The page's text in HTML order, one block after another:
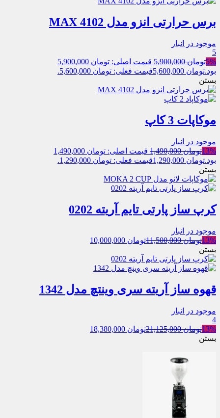
برس حرارتی انزو مدل 4102 MAX
موجود در انبار
5
5%تومان5,900,000
قیمت اصلی: تومان 5,900,000
بود.تومان
قیمت فعلی: تومان 5,600,000.
بستن
موکاپات 3 کاپ
موجود در انبار
13%تومان1,490,000
قیمت اصلی: تومان 1,490,000
بود.تومان
قیمت فعلی: تومان 1,290,000.
بستن
کرپ ساز پارتی تایم آریته 0202
موجود در انبار
13%تومان11,500,000 تومان
بستن
قهوه ساز آریته سری وینتچ مدل 1342
موجود در انبار
4
13%تومان21,125,000 تومان
بستن